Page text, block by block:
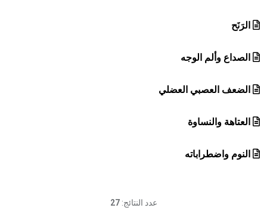
الرَنَح
الصداع وألم الوجه
الضعف العصبي العضلي
العتاهة والنساوة
النوم واضطراباته
عدد النتائج:27